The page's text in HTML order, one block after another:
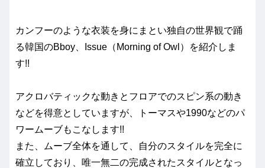
カンフーのような衣装を身にまとい独自の世界観で踊
る韓国のBboy、Issue（Morning of Owl）を紹介しま
す!!
アクロバティックな動きとフロアでのスピン系の動き
などを得意としていますが、トーマスや1990などのパ
ワームーブもこなします!!
また、ムーブ全体を通して、自分のスタイルを完全に
確立しており、唯一無二の完成されたスタイルとなっ